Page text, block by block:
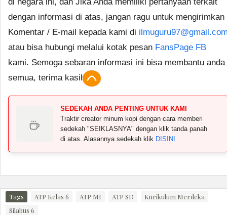
dengan informasi di atas, jangan ragu untuk mengirimkan
Komentar / E-mail kepada kami di
atau bisa hubungi melalui kotak pesan FansPage FB
kami. Semoga sebaran informasi ini bisa membantu anda
semua, terima kasih.
SEDEKAH ANDA PENTING UNTUK KAMI
Traktir creator minum kopi dengan cara memberi
sedekah "SEIKLASNYA" dengan klik tanda panah
di atas. Alasannya sedekah klik DISINI
Tags ATP Kelas 6 ATP MI ATP SD
Kurikulum Merdeka
Silabus 6